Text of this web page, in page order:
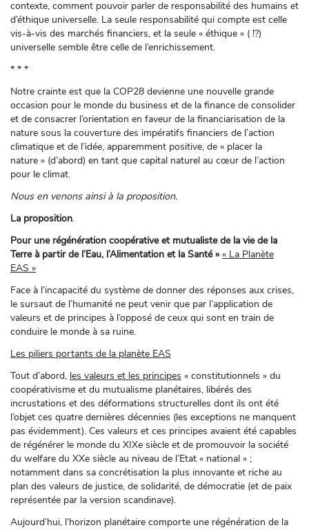
contexte, comment pouvoir parler de responsabilité des humains et
d’éthique universelle. La seule responsabilité qui compte est celle
vis-à-vis des marchés financiers, et la seule « éthique » ( !?)
universelle semble être celle de l’enrichissement.
* * *
Notre crainte est que la COP28 devienne une nouvelle grande
occasion pour le monde du business et de la finance de consolider
et de consacrer l’orientation en faveur de la financiarisation de la
nature sous la couverture des impératifs financiers de l’action
climatique et de l’idée, apparemment positive, de « placer la
nature » (d’abord) en tant que capital naturel au cœur de l’action
pour le climat.
Nous en venons ainsi à la proposition.
La proposition.
Pour une régénération coopérative et mutualiste de la vie de la
Terre à partir de l’Eau, l’Alimentation et la Santé » « La Planète
EAS »
Face à l’incapacité du système de donner des réponses aux crises,
le sursaut de l’humanité ne peut venir que par l’application de
valeurs et de principes à l’opposé de ceux qui sont en train de
conduire le monde à sa ruine.
Les piliers portants de la planète EAS
Tout d’abord, les valeurs et les principes « constitutionnels » du
coopérativisme et du mutualisme planétaires, libérés des
incrustations et des déformations structurelles dont ils ont été
l’objet ces quatre dernières décennies (les exceptions ne manquent
pas évidemment). Ces valeurs et ces principes avaient été capables
de régénérer le monde du XIXe siècle et de promouvoir la société
du welfare du XXe siècle au niveau de l’Etat « national » ;
notamment dans sa concrétisation la plus innovante et riche au
plan des valeurs de justice, de solidarité, de démocratie (et de paix
représentée par la version scandinave).
Aujourd’hui, l’horizon planétaire comporte une régénération de la